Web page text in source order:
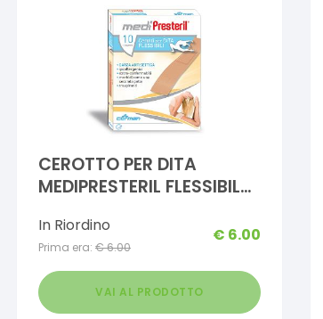
CEROTTO PER DITA
MEDIPRESTERIL FLESSIBILE
In Riordino
Prima era: €6.00
€ 6.00
VAI AL PRODOTTO